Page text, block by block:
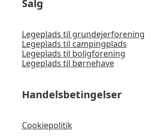
Salg
Legeplads til grundejerforening
Legeplads til campingplads
Legeplads til boligforening
Legeplads til børnehave
Handelsbetingelser
Cookiepolitik